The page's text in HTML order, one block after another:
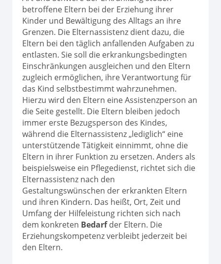
betroffene Eltern bei der Erziehung ihrer
Kinder und Bewältigung des Alltags an ihre
Grenzen. Die Elternassistenz dient dazu, die
Eltern bei den täglich anfallenden Aufgaben zu
entlasten. Sie soll die erkrankungsbedingten
Einschränkungen ausgleichen und den Eltern
zugleich ermöglichen, ihre Verantwortung für
das Kind selbstbestimmt wahrzunehmen.
Hierzu wird den Eltern eine Assistenzperson an
die Seite gestellt. Die Eltern bleiben jedoch
immer erste Bezugsperson des Kindes,
während die Elternassistenz „lediglich“ eine
unterstützende Tätigkeit einnimmt, ohne die
Eltern in ihrer Funktion zu ersetzen. Anders als
beispielsweise ein Pflegedienst, richtet sich die
Elternassistenz nach den
Gestaltungswünschen der erkrankten Eltern
und ihren Kindern. Das heißt, Ort, Zeit und
Umfang der Hilfeleistung richten sich nach
dem konkreten Bedarfder Eltern. Die
Erziehungskompetenz verbleibt jederzeit bei
den Eltern.